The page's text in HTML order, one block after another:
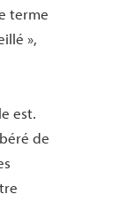
terme
»,
est.
de